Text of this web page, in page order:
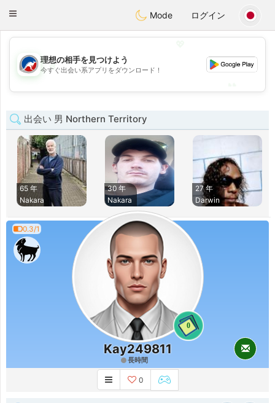
AustraliaChat
Toggle
Mode ログイン
💖
💕
理想の相手を見つけよう
今すぐ出会い系アプリをダウンロード！
出会い 男 Northern Territory
65 年
Nakara
30 年
Nakara
27 年
Darwin
0.3/1
0
Kay249811
長時間
0